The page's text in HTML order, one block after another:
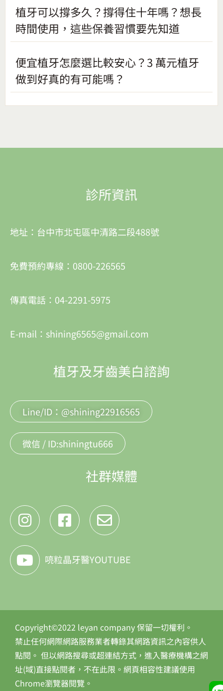
植牙可以撐多久？撐得住十年嗎？想長
時間使用，這些保養習慣要先知道
便宜植牙怎麼選比較安心？3 萬元植牙
做到好真的有可能嗎？
診所資訊
地址：台中市北屯區中清路二段488號
免費預約專線：0800-226565
傳真電話：04-2291-5975
E-mail：shining6565@gmail.com
植牙及牙齒美白諮詢
Line/ID：@shining22916565
微信 / ID:shiningtu666
社群媒體
喨粒晶牙醫YOUTUBE
Copyright©2022 leyan company 保留一切權利。
禁止任何網際網路服務業者轉錄其網路資訊之內容供人
點閱。 但以網路搜尋或超連結方式，進入醫療機構之網
址(域)直接點閱者，不在此限。網頁相容性建議使用
Chrome瀏覽器閱覽。